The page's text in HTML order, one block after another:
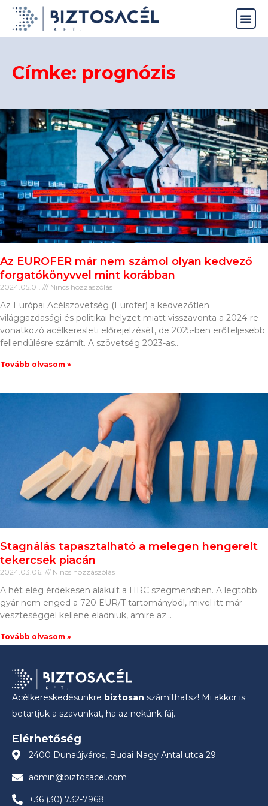
Címke: prognózis
Az EUROFER már nem számol olyan kedvező
forgatókönyvvel mint korábban
2024.05.01. Nincs hozzászólás
Az Európai Acélszövetség (Eurofer) a kedvezőtlen
világgazdasági és politikai helyzet miatt visszavonta a 2024-re
vonatkozó acélkeresleti előrejelzését, de 2025-ben erőteljesebb
fellendülésre számít. A szövetség 2023-as
Tovább olvasom »
Stagnálás tapasztalható a melegen hengerelt
tekercsek piacán
2024.03.06. Nincs hozzászólás
A hét elég érdekesen alakult a HRC szegmensben. A legtöbb
gyár nem enged a 720 EUR/T tartományból, mivel itt már
veszteséggel kellene eladniuk, amire az
Tovább olvasom »
Acélkereskedésünkre biztosan számíthatsz! Mi akkor is
betartjuk a szavunkat, ha az nekünk fáj.
Elérhetőség
2400 Dunaújváros, Budai Nagy Antal utca 29.
admin@biztosacel.com
+36 (30) 732-7968